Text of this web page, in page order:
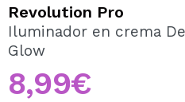
Al crear una cuenta en
tus compras rápidamente,
Revolution Pro
Iluminador en crema
Glow
8,99€